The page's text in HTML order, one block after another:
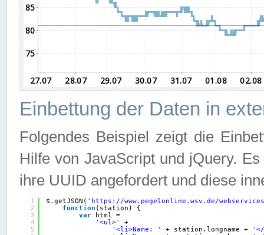
Einbettung der Daten in
Folgendes Beispiel zeigt die
Hilfe von JavaScript und jQuery.
ihre UUID angefordert und diese
1
2
3
4
5
$.getJSON( ' https://www.pegelonline.wsv.de/
function (station) {
var
html =
'<ul>'
+
'<li>Name: '
+ station.longname +